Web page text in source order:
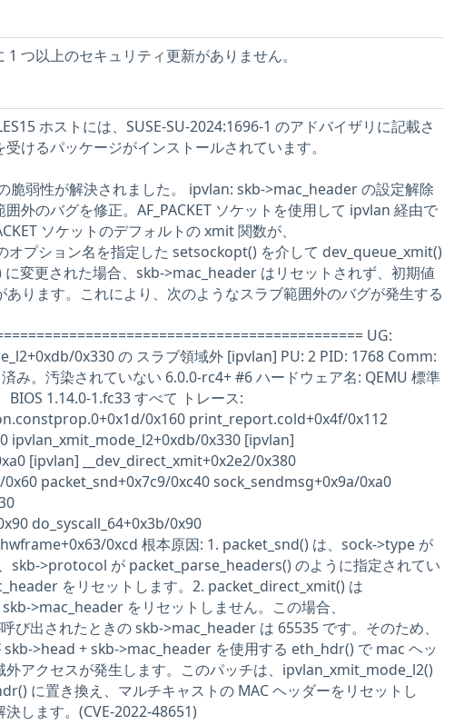
1 つ以上のセキュリティ更新がありません。
ホストには、SUSE-SU-2024:1696-1 のアドバイザリに記載さ
けるパッケージがインストールされています。
脆弱性が解決されました。 ipvlan: skb->mac_header の設定解除
外のバグを修正。AF_PACKET ソケットを使用して ipvlan 経由で
ソケットのデフォルトの xmit 関数が、
のオプション名を指定した setsockopt() を介して dev_queue_xmit()
変更された場合、skb->mac_header はリセットされず、初期値
ります。これにより、次のようなスラブ範囲外のバグが発生する
UG:
0x330 の スラブ領域外 [ipvlan] PU: 2 PID: 1768 Comm:
み。汚染されていない 6.0.0-rc4+ #6 ハードウェア名: QEMU 標準
BIOS 1.14.0-1.fc33 すべて トレース:
0x160 print_report.cold+0x4f/0x112
ipvlan_xmit_mode_l2+0xdb/0x330 [ipvlan]
[ipvlan] __dev_direct_xmit+0x2e2/0x380
packet_snd+0x7c9/0xc40 sock_sendmsg+0x9a/0xa0
do_syscall_64+0x3b/0x90
0xcd 根本原因: 1. packet_snd() は、sock->type が
skb->protocol が packet_parse_headers() のように指定されてい
をリセットします。2. packet_direct_xmit() は
>mac_header をリセットしません。この場合、
び出されたときの skb->mac_header は 65535 です。そのため、
>head + skb->mac_header を使用する eth_hdr() で mac ヘッ
外アクセスが発生します。このパッチは、ipvlan_xmit_mode_l2()
に置き換え、マルチキャストの MAC ヘッダーをリセットし
します。(CVE-2022-48651)